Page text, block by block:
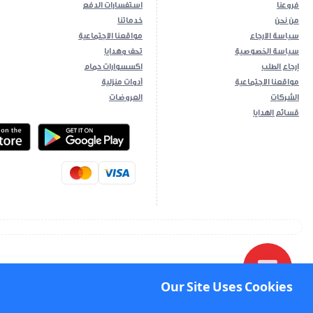
Our Site Uses Cookies
Our Site Uses Cookies
استفسارات الدفع
خدماتنا
مواقعنا الاجتماعية
تحف وهدايا
اكسسوارات حمام
أدوات منزلية
العروضات
ios App Android App
فروعنا
من نحن
سياسة الارجاع
سياسة الخصوصية
إرجاع الطلب
مواقعنا الاجتماعية
الشركات
قسائم الهدايا